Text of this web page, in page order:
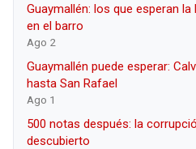
Guaymallén: los que esperan
en el barro
Ago 2
Guaymallén puede esperar:
hasta San Rafael
Ago 1
500 notas después: la
descubierto